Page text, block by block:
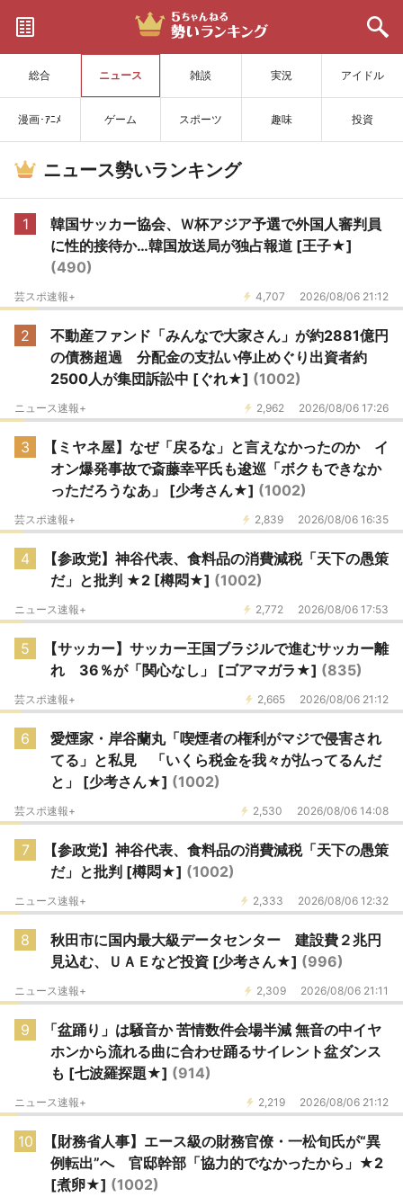
総合 ニュース 雑談 実況 アイドル
漫画･ｱﾆﾒ ゲーム スポーツ 趣味 投資
サイトを更新
ニュース勢いランキング
1
韓国サッカー協会、Ｗ杯アジア予選で外国人審判員
に性的接待か…韓国放送局が独占報道 [王子★]
(490)
4,707 2026/08/06 21:12
芸スポ速報+
2
不動産ファンド「みんなで大家さん」が約2881億円
の債務超過 分配金の支払い停止めぐり出資者約
2500人が集団訴訟中 [ぐれ★] (1002)
2,962 2026/08/06 17:26
ニュース速報+
3
【ミヤネ屋】なぜ「戻るな」と言えなかったのか イ
オン爆発事故で斎藤幸平氏も逡巡「ボクもできなか
っただろうなあ」 [少考さん★] (1002)
2,839 2026/08/06 16:35
芸スポ速報+
4
【参政党】神谷代表、食料品の消費減税「天下の愚策
だ」と批判 ★2 [樽悶★] (1002)
2,772 2026/08/06 17:53
ニュース速報+
5
【サッカー】サッカー王国ブラジルで進むサッカー離
れ 36％が「関心なし」 [ゴアマガラ★] (835)
2,665 2026/08/06 21:12
芸スポ速報+
6
愛煙家・岸谷蘭丸「喫煙者の権利がマジで侵害され
てる」と私見 「いくら税金を我々が払ってるんだ
と」 [少考さん★] (1002)
2,530 2026/08/06 14:08
芸スポ速報+
7
【参政党】神谷代表、食料品の消費減税「天下の愚策
だ」と批判 [樽悶★] (1002)
2,333 2026/08/06 12:32
ニュース速報+
8
秋田市に国内最大級データセンター 建設費２兆円
見込む、ＵＡＥなど投資 [少考さん★] (996)
2,309 2026/08/06 21:11
ニュース速報+
9
「盆踊り」は騒音か 苦情数件会場半減 無音の中イヤ
ホンから流れる曲に合わせ踊るサイレント盆ダンス
も [七波羅探題★] (914)
2,219 2026/08/06 21:12
ニュース速報+
10
【財務省人事】エース級の財務官僚・一松旬氏が“異
例転出”へ 官邸幹部「協力的でなかったから」★2
[煮卵★] (1002)